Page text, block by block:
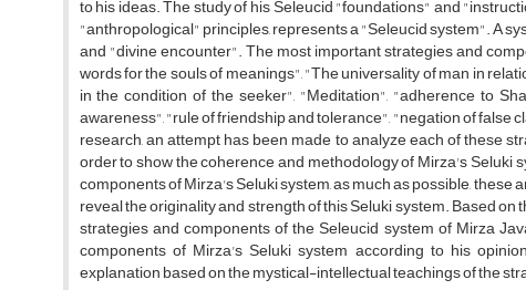
to his ideas. The study of his Seleucid "foundations" and
"anthropological" principles, represents a "Seleucid system". A
and "divine encounter". The most important strategies and
words for the souls of meanings", "The universality of man in
in the condition of the seeker", "Meditation", "adherence to
awareness", "rule of friendship and tolerance", "negation of
research, an attempt has been made to analyze each of these
order to show the coherence and methodology of Mirza's Seluki
components of Mirza's Seluki system, as much as possible,
reveal the originality and strength of this Seluki system. Based
strategies and components of the Seleucid system of Mirza
components of Mirza's Seluki system according to his
explanation based on the mystical-intellectual teachings of the